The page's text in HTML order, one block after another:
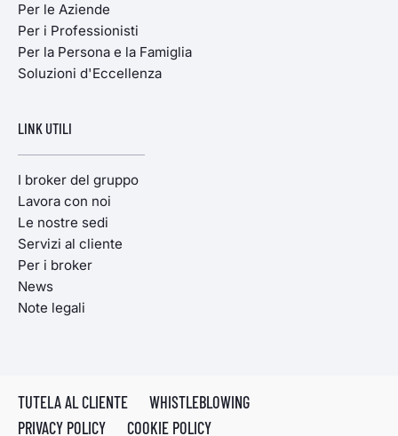
Per le Aziende
Per i Professionisti
Per la Persona e la Famiglia
Soluzioni d'Eccellenza
LINK UTILI
I broker del gruppo
Lavora con noi
Le nostre sedi
Servizi al cliente
Per i broker
News
Note legali
TUTELA AL CLIENTE
WHISTLEBLOWING
PRIVACY POLICY
COOKIE POLICY